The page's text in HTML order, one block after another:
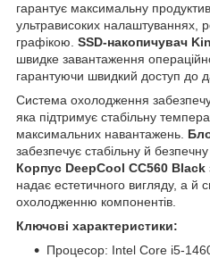
гарантує максимальну
ультрависоких налаштуваннях,
графікою. SSD-накопичувач
швидке завантаження
гарантуючи швидкий доступ до
Система охолодження
яка підтримує стабільну
максимальних навантажень.
забезпечує стабільну й безпечну
Корпус DeepCool CC560 Black
надає естетичного вигляду, а й
охолодженню компонентів.
Ключові характеристики:
Процесор: Intel Core i5-